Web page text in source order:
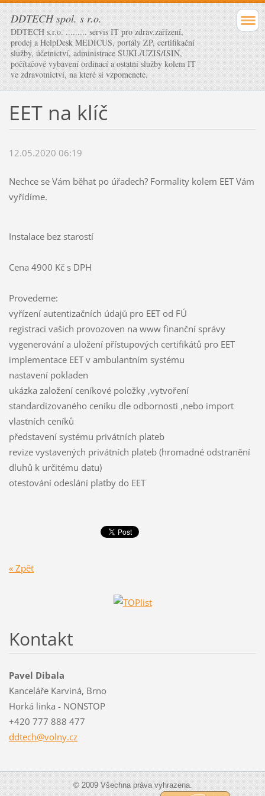
DDTECH spol. s r.o.
DDTECH s.r.o. ......... servis IT pro zdrav.zařízení,
prodej a HelpDesk MEDICUS, portály ZP, certifikační
služby, účetnictví, administrace SUKL/UZIS/ISIN,
počítačové vybavení ordinací a ostatní služby kolem IT
ve zdravotnictví, na které si vzpomenete.
EET na klíč
12.05.2020 06:19
Nechce se Vám běhat po úřadech? Formality kolem EET Vám
vyřídíme.
Instalace bez starostí
Cena 4900 Kč s DPH
Provedeme:
vyřízení autentizačních údajů pro EET od FÚ
registraci vašich provozoven na www finanční správy
vygenerování a uložení přístupových certifikátů pro EET
implementace EET v ambulantním systému
nastavení pokladen
ukázka založení ceníkové položky ,vytvoření
standardizovaného ceníku dle odbornosti ,nebo import
vlastních ceníků
představení systému privátních plateb
revize vystavených privátních plateb (hromadné odstranění
dluhů k určitému datu)
otestování odeslání platby do EET
« Zpět
Kontakt
Pavel Dibala
Kanceláře Karviná, Brno
Horká linka - NONSTOP
+420 777 888 477
ddtech@volny.cz
© 2009 Všechna práva vyhrazena.